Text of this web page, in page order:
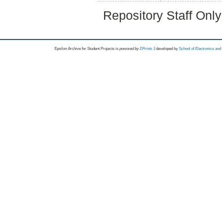
Repository Staff
Epsilon Archive for Student Projects is powored byEPrints 3 developed by School of Electronics